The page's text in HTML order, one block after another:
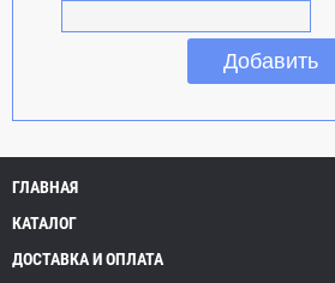
ГЛАВНАЯ
КАТАЛОГ
ДОСТАВКА И ОПЛАТА